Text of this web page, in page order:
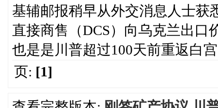
基辅邮报稍早从外交消息人士获
直接商售（DCS）向乌克兰出口
也是是川普超过100天前重返白
页: [1]